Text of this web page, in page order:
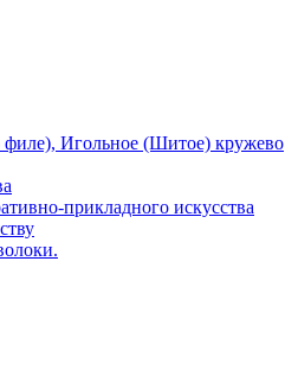
Игольное (Шитое) кружево
прикладного искусства